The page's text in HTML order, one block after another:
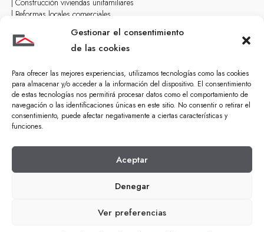
Gestionar el consentimiento
de las cookies
Para ofrecer las mejores experiencias, utilizamos tecnologías como las cookies
para almacenar y/o acceder a la información del dispositivo. El consentimiento
de estas tecnologías nos permitirá procesar datos como el comportamiento de
navegación o las identificaciones únicas en este sitio. No consentir o retirar el
consentimiento, puede afectar negativamente a ciertas características y
funciones.
Aceptar
Denegar
Ver preferencias
| Reformas locales comerciales